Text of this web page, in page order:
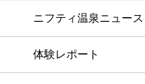
ニフティ温泉ニュース
体験レポート